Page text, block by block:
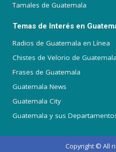
Tamales de Guatemala
Temas de Interés en
Radios de Guatemala en Línea
Chistes de Velorio de Guatemala
Frases de Guatemala
Guatemala News
Guatemala City
Guatemala y sus
Copyright © All